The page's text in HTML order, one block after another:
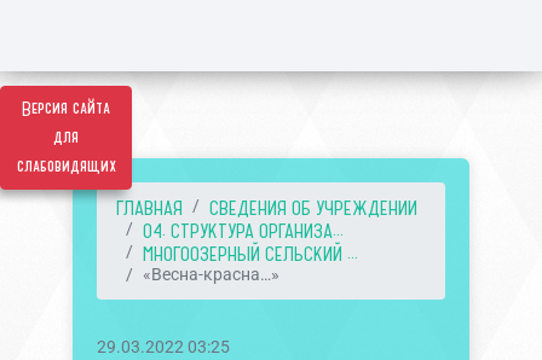
Версия сайта
для
слабовидящих
ГЛАВНАЯ
СВЕДЕНИЯ ОБ УЧРЕЖДЕНИИ
04. СТРУКТУРА ОРГАНИЗА...
МНОГООЗЕРНЫЙ СЕЛЬСКИЙ ...
«Весна-красна…»
29.03.2022 03:25